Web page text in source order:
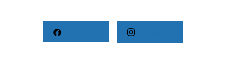
Facebook Instagram